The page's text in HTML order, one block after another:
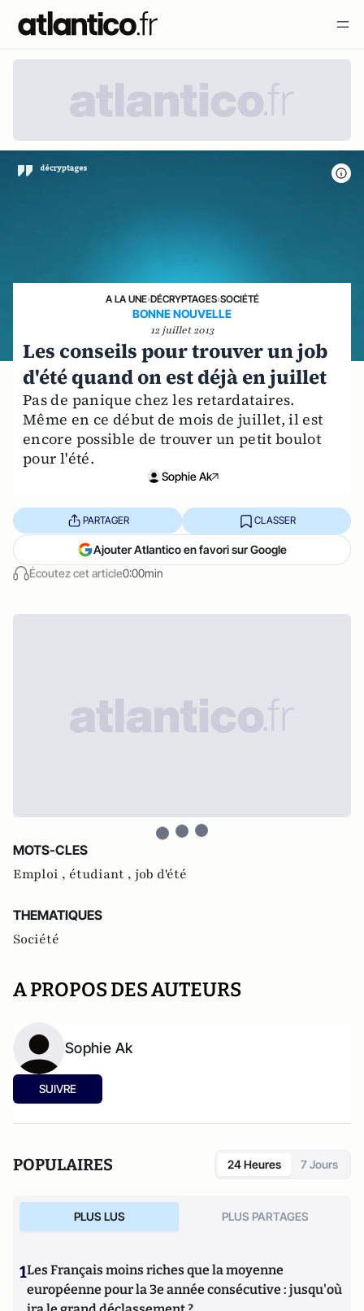
A LA UNE›DÉCRYPTAGES›SOCIÉTÉ
BONNE NOUVELLE
12 juillet 2013
Les conseils pour trouver un job
d'été quand on est déjà en juillet
Pas de panique chez les retardataires.
Même en ce début de mois de juillet, il est
encore possible de trouver un petit boulot
pour l'été.
Sophie Ak
Écoutez cet article0:00min
PARTAGER CLASSER
Ajouter Atlantico en favori sur Google
MOTS-CLES
Emploi , étudiant , job d'été
THEMATIQUES
Société
A PROPOS DES AUTEURS
Sophie Ak
SUIVRE
POPULAIRES 24 Heures 7 Jours
PLUS LUS PLUS PARTAGES
1Les Français moins riches que la moyenne
européenne pour la 3e année consécutive : jusqu'où